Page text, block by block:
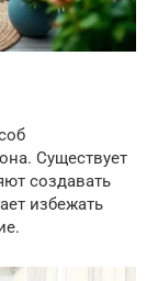
Существует
создавать
избежать